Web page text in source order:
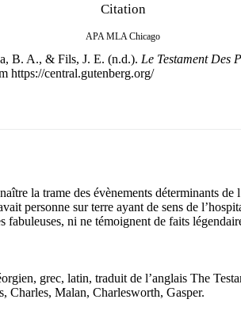
Citation
APA MLA Chicago
B. A., & Fils, J. E. (n.d.). Le Testament Des
https://central.gutenberg.org/
la trame des évènements déterminants de
personne sur terre ayant de sens de
ni ne témoignent de faits
grec, latin, traduit de l’anglais The
Charles, Malan, Charlesworth, Gasper.